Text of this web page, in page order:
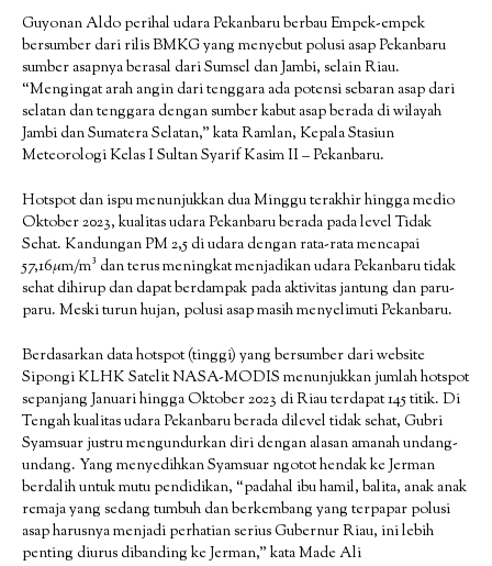
Guyonan Aldo perihal udara Pekanbaru berbau Empek-empek
bersumber dari rilis BMKG yang menyebut polusi asap Pekanbaru
sumber asapnya berasal dari Sumsel dan Jambi, selain Riau.
“Mengingat arah angin dari tenggara ada potensi sebaran asap dari
selatan dan tenggara dengan sumber kabut asap berada di wilayah
Jambi dan Sumatera Selatan,” kata Ramlan, Kepala Stasiun
Meteorologi Kelas I Sultan Syarif Kasim II – Pekanbaru.
Hotspot dan ispu menunjukkan dua Minggu terakhir hingga medio
Oktober 2023, kualitas udara Pekanbaru berada pada level Tidak
Sehat. Kandungan PM 2,5 di udara dengan rata-rata mencapai
57,16µm/m³ dan terus meningkat menjadikan udara Pekanbaru tidak
sehat dihirup dan dapat berdampak pada aktivitas jantung dan paru-
paru. Meski turun hujan, polusi asap masih menyelimuti Pekanbaru.
Berdasarkan data hotspot (tinggi) yang bersumber dari website
Sipongi KLHK Satelit NASA-MODIS menunjukkan jumlah hotspot
sepanjang Januari hingga Oktober 2023 di Riau terdapat 145 titik. Di
Tengah kualitas udara Pekanbaru berada dilevel tidak sehat, Gubri
Syamsuar justru mengundurkan diri dengan alasan amanah undang-
undang. Yang menyedihkan Syamsuar ngotot hendak ke Jerman
berdalih untuk mutu pendidikan, “padahal ibu hamil, balita, anak anak
remaja yang sedang tumbuh dan berkembang yang terpapar polusi
asap harusnya menjadi perhatian serius Gubernur Riau, ini lebih
penting diurus dibanding ke Jerman,” kata Made Ali